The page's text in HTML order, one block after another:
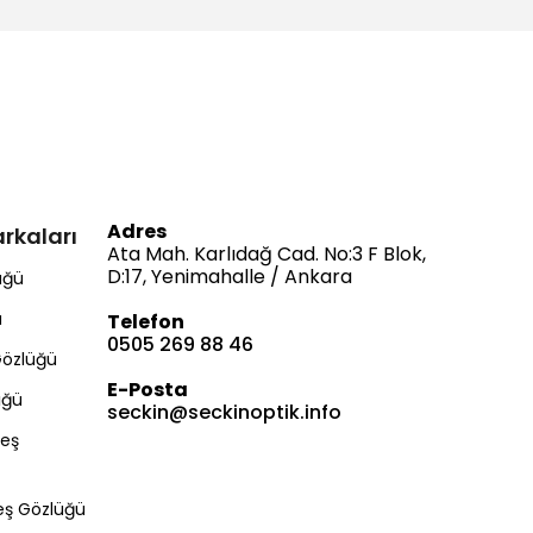
Gözlüğü
Adres
Ata Mah. Karlıdağ Cad. No:3 F Blok,
D:17, Yenimahalle / Ankara
Telefon
0505 269 88 46
E-Posta
seckin@seckinoptik.info